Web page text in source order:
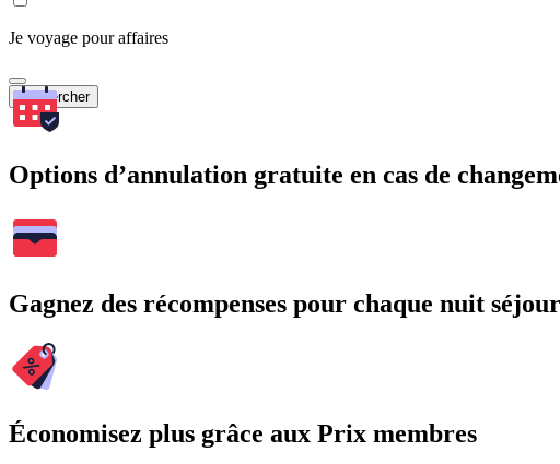
Je voyage pour affaires
Rechercher
Options d’annulation gratuite en cas de
Gagnez des récompenses pour chaque nuit
Économisez plus grâce aux Prix membres